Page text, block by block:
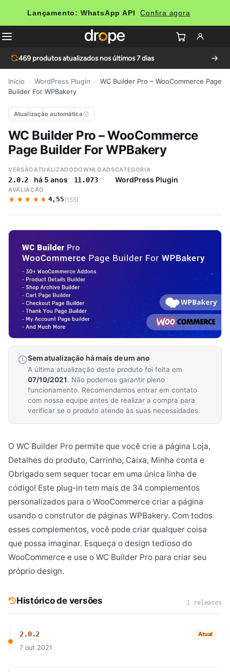
Lançamento: WhatsApp API Confira agora
469 produtos atualizados nos últimos 7 dias
Início WordPress Plugin
WC Builder Pro – WooCommerce Page
Builder For WPBakery
Atualização automática
WC Builder Pro – WooCommerce
Page Builder For WPBakery
VERSÃO
2.0.2
ATUALIZADO
há 5 anos
DOWNLOADS
11.073
CATEGORIA
WordPress Plugin
AVALIAÇÃO
★★★★★
★★★★★ 4,55(155)
Sem atualização há mais de um ano
A última atualização deste produto foi feita em
07/10/2021. Não podemos garantir pleno
funcionamento. Recomendamos entrar em contato
com nossa equipe antes de realizar a compra para
verificar se o produto atende às suas necessidades.
O WC Builder Pro permite que você crie a página Loja,
Detalhes do produto, Carrinho, Caixa, Minha conta e
Obrigado sem sequer tocar em uma única linha de
código! Este plug-in tem mais de 34 complementos
personalizados para o WooCommerce criar a página
usando o construtor de páginas WPBakery. Com todos
esses complementos, você pode criar qualquer coisa
que possa imaginar. Esqueça o design tedioso do
WooCommerce e use o WC Builder Pro para criar seu
próprio design.
Histórico de versões 1 releases
2.0.2 Atual
7 out 2021